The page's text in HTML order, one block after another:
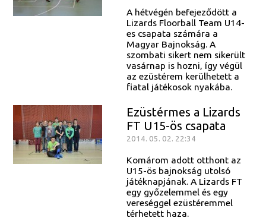
A hétvégén befejeződött a
Lizards Floorball Team U14-
es csapata számára a
Magyar Bajnokság. A
szombati sikert nem sikerült
vasárnap is hozni, így végül
az ezüstérem kerülhetett a
fiatal játékosok nyakába.
Ezüstérmes a Lizards
FT U15-ös csapata
2014. 05. 02. 22:34
Komárom adott otthont az
U15-ös bajnokság utolsó
játéknapjának. A Lizards FT
egy győzelemmel és egy
vereséggel ezüstéremmel
térhetett haza.